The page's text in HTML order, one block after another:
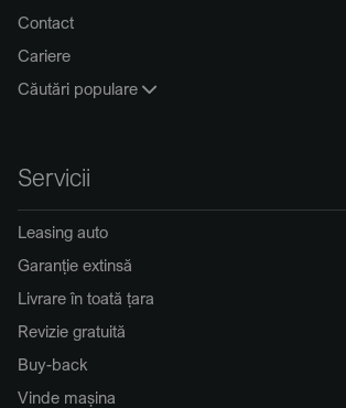
Contact
Cariere
Căutări populare
Servicii
Leasing auto
Garanție extinsă
Livrare în toată țara
Revizie gratuită
Buy-back
Vinde mașina